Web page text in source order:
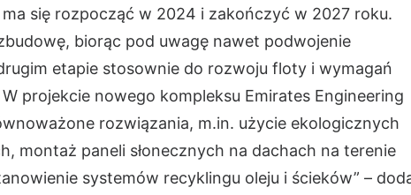
się rozpocząć w 2024 i zakończyć w 2027 roku.
biorąc pod uwagę nawet podwojenie
etapie stosownie do rozwoju floty i wymagań
projekcie nowego kompleksu Emirates Engineering
rozwiązania, m.in. użycie ekologicznych
montaż paneli słonecznych na dachach na terenie
systemów recyklingu oleju i ścieków” –